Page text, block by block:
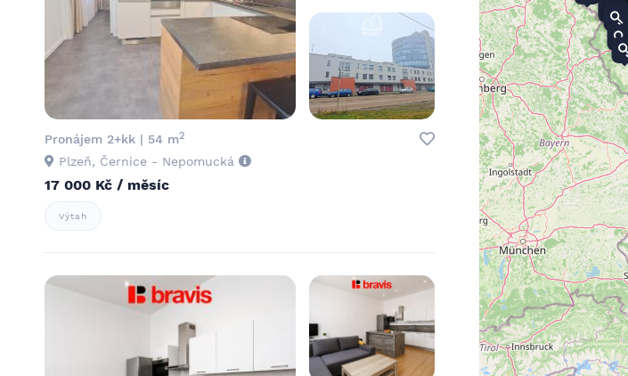
Pronájem 2+kk | 54 m2
Plzeň, Černice - Nepomucká
17 000 Kč / měsíc
Výtah